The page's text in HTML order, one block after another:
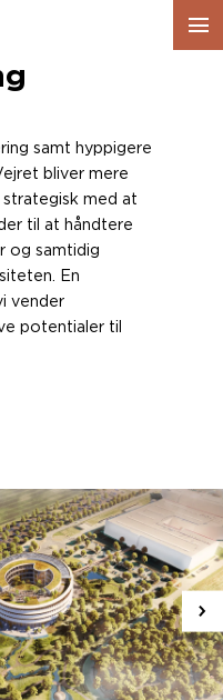
samt hyppigere
bliver mere
med at
til at håndtere
og samtidig
En
vender
potentialer til